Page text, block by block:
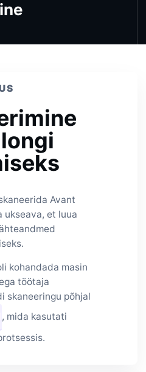
Avant
ukseava, et luua
kohandada masin
töötaja
skaneeringu põhjal
, mida kasutati